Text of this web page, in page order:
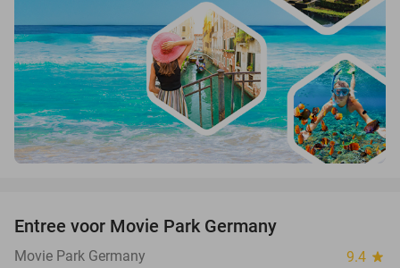
Entree voor Movie Park Germany
Movie Park Germany 9.4 star